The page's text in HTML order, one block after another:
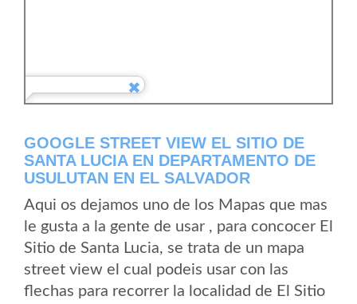
GOOGLE STREET VIEW EL SITIO DE
SANTA LUCIA EN DEPARTAMENTO DE
USULUTAN EN EL SALVADOR
Aqui os dejamos uno de los Mapas que mas
le gusta a la gente de usar , para concocer El
Sitio de Santa Lucia, se trata de un mapa
street view el cual podeis usar con las
flechas para recorrer la localidad de El Sitio